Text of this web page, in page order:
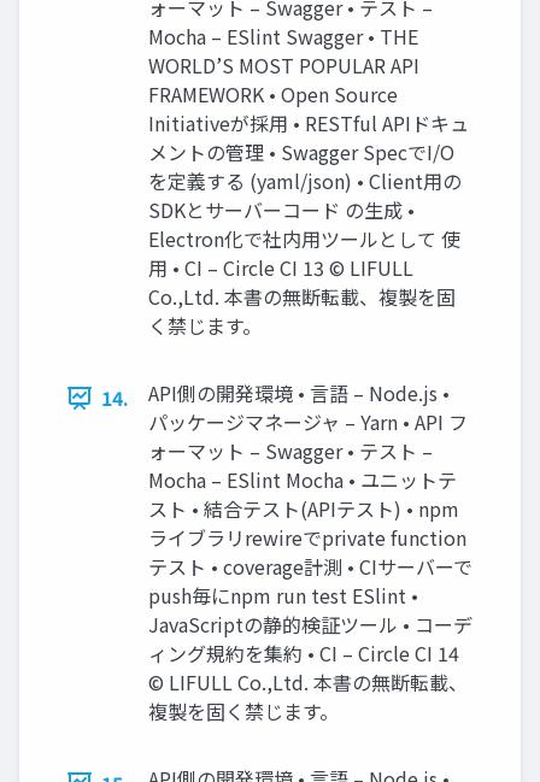
ォーマット – Swagger • テスト –
Mocha – ESlint Swagger • THE
WORLD’S MOST POPULAR API
FRAMEWORK • Open Source
Initiativeが採用 • RESTful APIドキュ
メントの管理 • Swagger SpecでI/O
を定義する (yaml/json) • Client用の
SDKとサーバーコード の生成 •
Electron化で社内用ツールとして 使
用 • CI – Circle CI 13 © LIFULL
Co.,Ltd. 本書の無断転載、複製を固
く禁じます。
14.
API側の開発環境 • 言語 – Node.js •
パッケージマネージャ – Yarn • API フ
ォーマット – Swagger • テスト –
Mocha – ESlint Mocha • ユニットテ
スト • 結合テスト(APIテスト) • npm
ライブラリrewireでprivate function
テスト • coverage計測 • CIサーバーで
push毎にnpm run test ESlint •
JavaScriptの静的検証ツール • コーデ
ィング規約を集約 • CI – Circle CI 14
© LIFULL Co.,Ltd. 本書の無断転載、
複製を固く禁じます。